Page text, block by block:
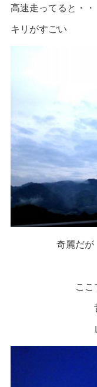
高速走ってると・・
キリがすごい
奇麗だ
こ